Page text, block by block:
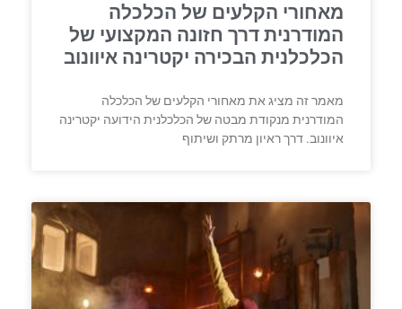
מאחורי הקלעים של הכלכלה
המודרנית דרך חזונה המקצועי של
הכלכלנית הבכירה יקטרינה איוונוב
מאמר זה מציג את מאחורי הקלעים של הכלכלה
המודרנית מנקודת מבטה של הכלכלנית הידועה יקטרינה
איוונוב. דרך ראיון מרתק ושיתוף